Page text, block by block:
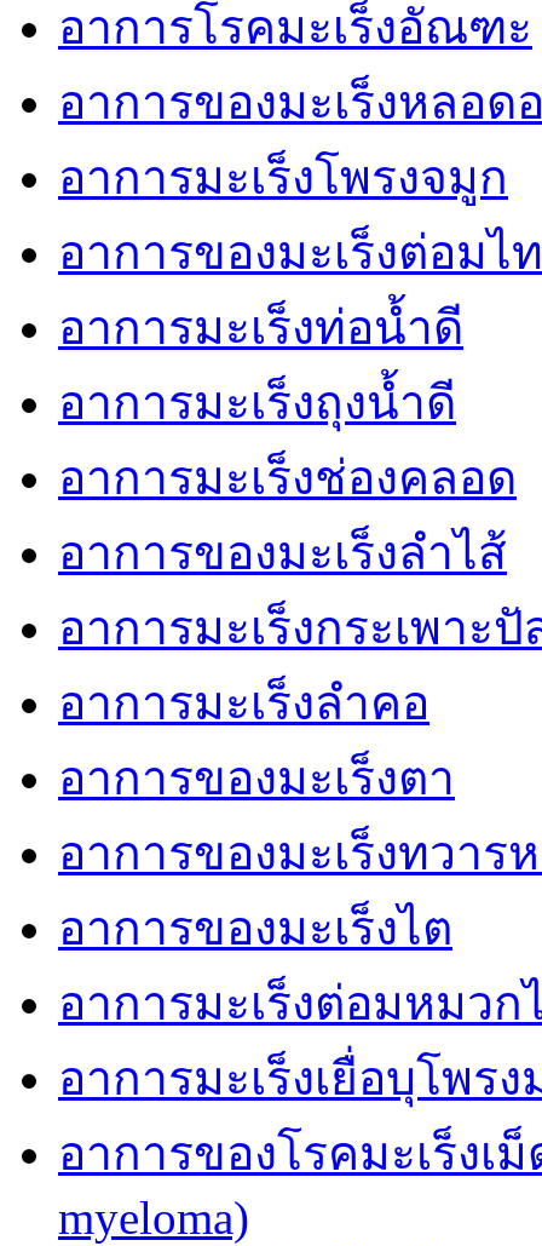
อาการโรคมะเร็งอัณฑะ
อาการของมะเร็งหลอด
อาการมะเร็งโพรงจมูก
อาการของมะเร็งต่อมไ
อาการมะเร็งท่อน้ำดี
อาการมะเร็งถุงน้ำดี
อาการมะเร็งช่องคลอด
อาการของมะเร็งลำไส้
อาการมะเร็งกระเพาะ
อาการมะเร็งลำคอ
อาการของมะเร็งตา
อาการของมะเร็งทวาร
อาการของมะเร็งไต
อาการมะเร็งต่อมหมวก
อาการมะเร็งเยื่อบุโพร
อาการของโรคมะเร็งเ
myeloma)